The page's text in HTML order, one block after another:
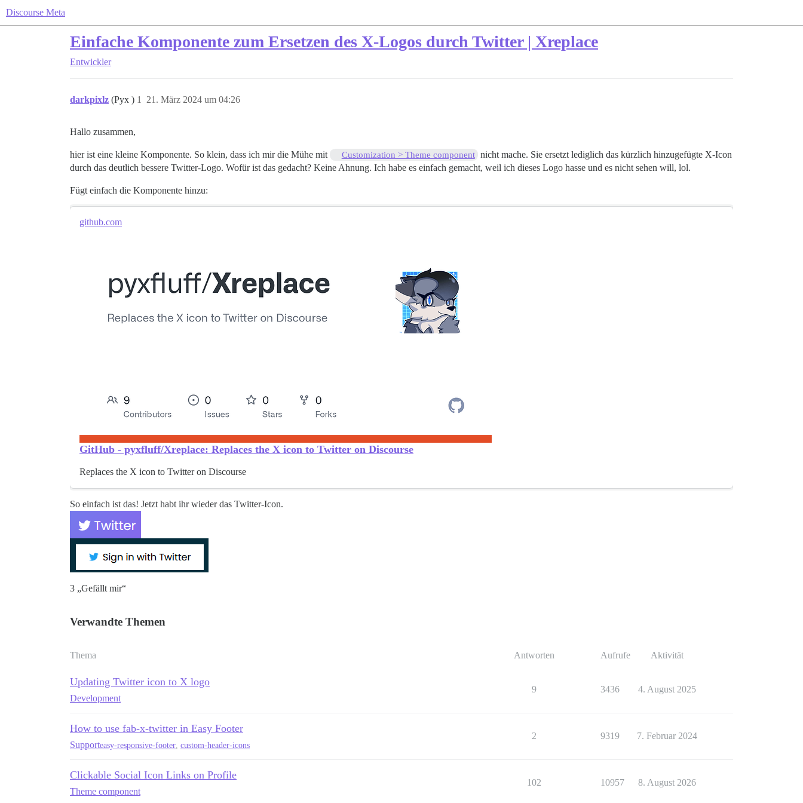
Discourse Meta
Einfache Komponente zum Ersetzen des X-Logos durch Twitter | Xreplace
Entwickler
darkpixlz (Pyx ) 21. März 2024 um 04:26
1
Hallo zusammen,
hier ist eine kleine Komponente. So klein, dass ich mir die Mühe mit Customization > Theme component nicht mache. Sie ersetzt lediglich das kürzlich hinzugefügte X-Icon
durch das deutlich bessere Twitter-Logo. Wofür ist das gedacht? Keine Ahnung. Ich habe es einfach gemacht, weil ich dieses Logo hasse und es nicht sehen will, lol.
Fügt einfach die Komponente hinzu:
github.com
GitHub - pyxfluff/Xreplace: Replaces the X icon to Twitter on Discourse
Replaces the X icon to Twitter on Discourse
So einfach ist das! Jetzt habt ihr wieder das Twitter-Icon.
3 „Gefällt mir“
Verwandte Themen
Thema Antworten Aufrufe Aktivität
Updating Twitter icon to X logo
Development
9 3436 4. August 2025
How to use fab-x-twitter in Easy Footer
Supporteasy-responsive-footer custom-header-icons
2 9319 7. Februar 2024
Clickable Social Icon Links on Profile
Theme component
102 10957 8. August 2026